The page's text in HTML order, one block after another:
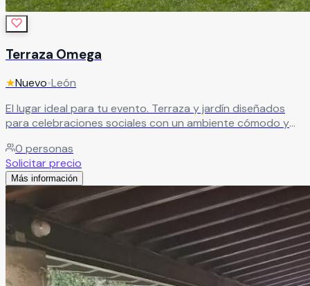
Terraza Omega
★Nuevo•León
El lugar ideal para tu evento. Terraza y jardín diseñados
para celebraciones sociales con un ambiente cómodo y
0 personas
Solicitar precio
Más información